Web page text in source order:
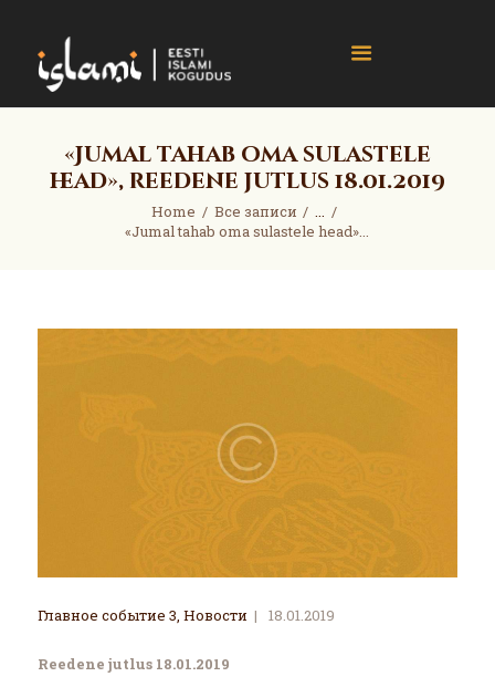
«Jumal tahab oma sulastele
head», reedene jutlus 18.01.2019
Home Все записи
...
«Jumal tahab oma sulastele head»...
islami.ee
Home
Events
Gallery
Главное событие 3, Новости 18.01.2019
Reedene jutlus 18.01.2019